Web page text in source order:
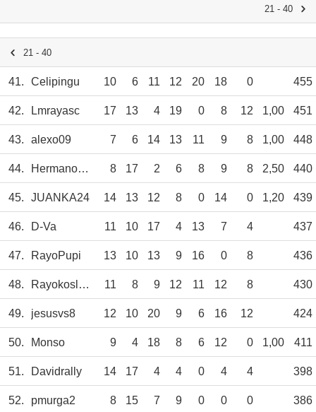
21 - 40
21 - 40
41. Celipingu 10 6 11 12 20 18 0 455
42. Lmrayasc 17 13 4 19 0 8 12 1,00 451
43. alexo09 7 6 14 13 11 9 8 1,00 448
44. HermanoAnsgaro 8 17 2 6 8 9 8 2,50 440
45. JUANKA24 14 13 12 8 0 14 0 1,20 439
46. D-Va 11 10 17 4 13 7 4 437
47. RayoPupi 13 10 13 9 16 0 8 436
48. Rayokoslada 11 8 9 12 11 12 8 430
49. jesusvs8 12 10 20 9 6 16 12 424
50. Monso 9 4 18 8 6 12 0 1,00 411
51. Davidrally 14 17 4 4 0 4 4 398
52. pmurga2 8 15 7 9 0 0 0 386